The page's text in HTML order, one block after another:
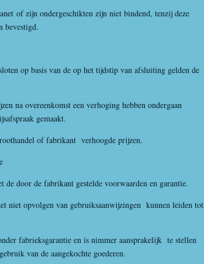
of zijn ondergeschikten zijn niet bindend, tenzij deze
bevestigd.
op basis van de op het tijdstip van afsluiting gelden de
na overeenkomst een verhoging hebben ondergaan
gemaakt.
of fabrikant verhoogde prijzen.
door de fabrikant gestelde voorwaarden en garantie.
niet opvolgen van gebruiksaanwijzingen kunnen leiden tot
fabrieksgarantie en is nimmer aansprakelijk te stellen
van de aangekochte goederen.